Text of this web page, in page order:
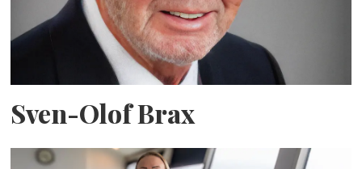
Sven-Olof Brax